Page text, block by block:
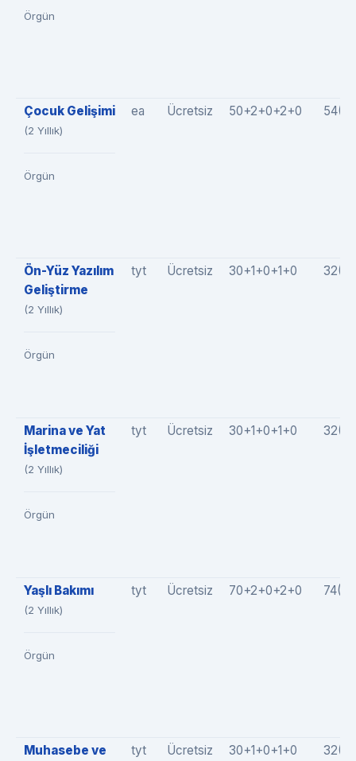
Örgün
Çocuk Gelişimi
(2 Yıllık)
Örgün
ea Ücretsiz 50+2+0+2+0
Ön-Yüz Yazılım
Geliştirme
(2 Yıllık)
Örgün
tyt Ücretsiz 30+1+0+1+0
Marina ve Yat
İşletmeciliği
(2 Yıllık)
Örgün
tyt Ücretsiz 30+1+0+1+0
Yaşlı Bakımı
(2 Yıllık)
Örgün
tyt Ücretsiz 70+2+0+2+0
Muhasebe ve
tyt Ücretsiz 30+1+0+1+0